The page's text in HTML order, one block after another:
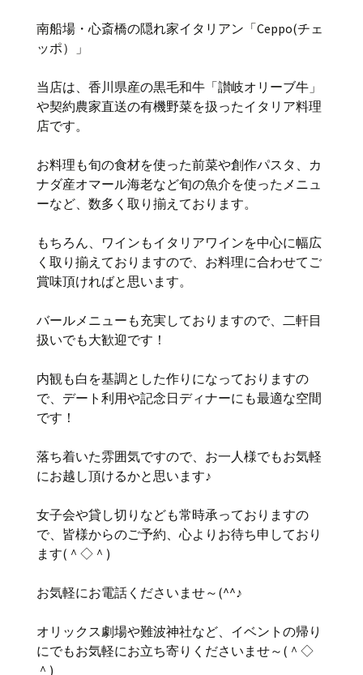
南船場・心斎橋の隠れ家イタリアン「Ceppo(チェ
ッポ）」
当店は、香川県産の黒毛和牛「讃岐オリーブ牛」
や契約農家直送の有機野菜を扱ったイタリア料理
店です。
お料理も旬の食材を使った前菜や創作パスタ、カ
ナダ産オマール海老など旬の魚介を使ったメニュ
ーなど、数多く取り揃えております。
もちろん、ワインもイタリアワインを中心に幅広
く取り揃えておりますので、お料理に合わせてご
賞味頂ければと思います。
バールメニューも充実しておりますので、二軒目
扱いでも大歓迎です！
内観も白を基調とした作りになっておりますの
で、デート利用や記念日ディナーにも最適な空間
です！
落ち着いた雰囲気ですので、お一人様でもお気軽
にお越し頂けるかと思います♪
女子会や貸し切りなども常時承っておりますの
で、皆様からのご予約、心よりお待ち申しており
ます(＾◇＾)
お気軽にお電話くださいませ～(^^♪
オリックス劇場や難波神社など、イベントの帰り
にでもお気軽にお立ち寄りくださいませ～(＾◇
＾)